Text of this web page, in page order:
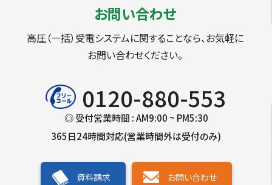
お問い合わせ
高圧（一括）受電システムに関することなら、お気軽に
お問い合わせください。
0120-880-553
◎ 受付営業時間 : AM9:00 ~ PM5:30
365日24時間対応(営業時間外は受付のみ)
資料請求 お問い合わせ